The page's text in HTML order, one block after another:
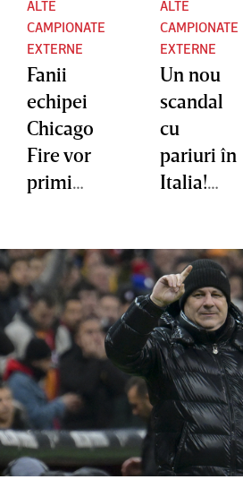
ALTE
CAMPIONATE
EXTERNE
Fanii
echipei
Chicago
Fire vor
primi
Messi nu
va
evolua
pentru
Inter
Miami la
meciul
direct
ALTE
CAMPIONATE
EXTERNE
Un nou
scandal
cu
pariuri în
Italia!
sunt
implicaţi